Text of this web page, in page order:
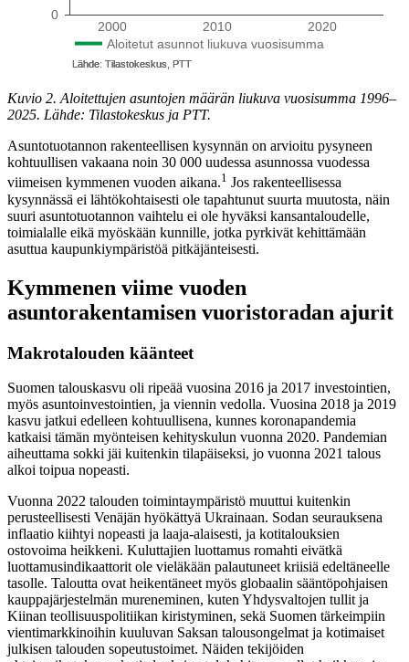
Kuvio 2. Aloitettujen asuntojen määrän liukuva vuosisumma 1996–
2025. Lähde: Tilastokeskus ja PTT.
Asuntotuotannon rakenteellisen kysynnän on arvioitu pysyneen
kohtuullisen vakaana noin 30 000 uudessa asunnossa vuodessa
viimeisen kymmenen vuoden aikana.1 Jos rakenteellisessa
kysynnässä ei lähtökohtaisesti ole tapahtunut suurta muutosta, näin
suuri asuntotuotannon vaihtelu ei ole hyväksi kansantaloudelle,
toimialalle eikä myöskään kunnille, jotka pyrkivät kehittämään
asuttua kaupunkiympäristöä pitkäjänteisesti.
Kymmenen viime vuoden
asuntorakentamisen vuoristoradan ajurit
Makrotalouden käänteet
Suomen talouskasvu oli ripeää vuosina 2016 ja 2017 investointien,
myös asuntoinvestointien, ja viennin vedolla. Vuosina 2018 ja 2019
kasvu jatkui edelleen kohtuullisena, kunnes koronapandemia
katkaisi tämän myönteisen kehityskulun vuonna 2020. Pandemian
aiheuttama sokki jäi kuitenkin tilapäiseksi, jo vuonna 2021 talous
alkoi toipua nopeasti.
Vuonna 2022 talouden toimintaympäristö muuttui kuitenkin
perusteellisesti Venäjän hyökättyä Ukrainaan. Sodan seurauksena
inflaatio kiihtyi nopeasti ja laaja-alaisesti, ja kotitalouksien
ostovoima heikkeni. Kuluttajien luottamus romahti eivätkä
luottamusindikaattorit ole vieläkään palautuneet kriisiä edeltäneelle
tasolle. Taloutta ovat heikentäneet myös globaalin sääntöpohjaisen
kauppajärjestelmän mureneminen, kuten Yhdysvaltojen tullit ja
Kiinan teollisuuspolitiikan kiristyminen, sekä Suomen tärkeimpiin
vientimarkkinoihin kuuluvan Saksan talousongelmat ja kotimaiset
julkisen talouden sopeutustoimet. Näiden tekijöiden